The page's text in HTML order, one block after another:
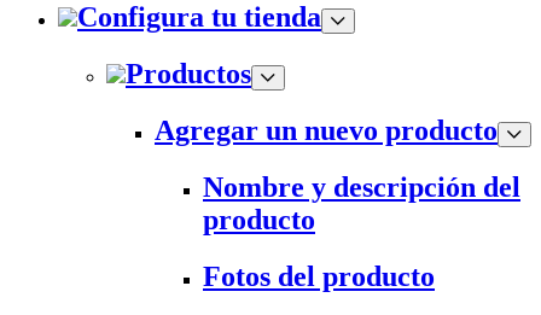
Configura tu tienda
Productos
Agregar un nuevo producto
Nombre y descripción del
producto
Fotos del producto